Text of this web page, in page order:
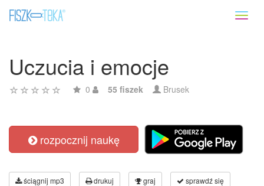
Uczucia i emocje
0 55 fiszek Brusek
rozpocznij naukę
ściągnij mp3 drukuj graj sprawdź się